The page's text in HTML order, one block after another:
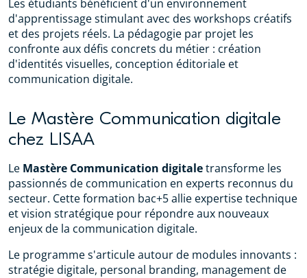
Les étudiants bénéficient d'un environnement
d'apprentissage stimulant avec des workshops créatifs
et des projets réels. La pédagogie par projet les
confronte aux défis concrets du métier : création
d'identités visuelles, conception éditoriale et
communication digitale.
Le Mastère Communication digitale
chez LISAA
Le Mastère Communication digitaletransforme les
passionnés de communication en experts reconnus du
secteur. Cette formation bac+5 allie expertise technique
et vision stratégique pour répondre aux nouveaux
enjeux de la communication digitale.
Le programme s'articule autour de modules innovants :
stratégie digitale, personal branding, management de